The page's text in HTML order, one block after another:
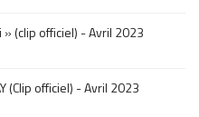
» (clip officiel) - Avril 2023
(Clip officiel) - Avril 2023